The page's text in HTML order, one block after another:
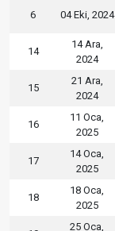
6 04 Eki, 2024
14
14 Ara,
2024
15
21 Ara,
2024
16
11 Oca,
2025
17
14 Oca,
2025
18
18 Oca,
2025
25 Oca,